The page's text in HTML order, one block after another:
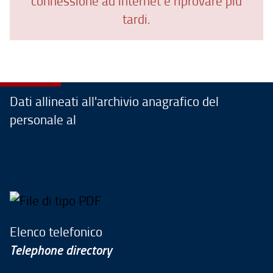
tardi.
Dati allineati all'archivio anagrafico del
personale al
Elenco telefonico
Telephone directory